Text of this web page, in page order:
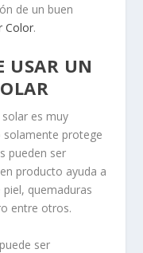
de un buen
Color.
USAR UN
es muy
solamente protege
pueden ser
producto ayuda a
quemaduras
entre otros.
ser